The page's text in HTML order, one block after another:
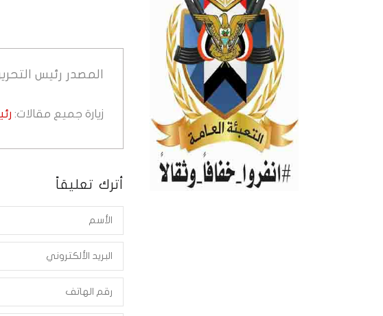
المصدر رئيس
زيارة جميع مقالات:
أترك تعليقاً